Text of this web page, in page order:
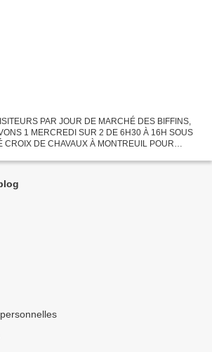
PAR JOUR DE MARCHÉ DES BIFFINS,
1 MERCREDI SUR 2 DE 6H30 À 16H SOUS
CROIX DE CHAVAUX À MONTREUIL POUR
LA VENTE...